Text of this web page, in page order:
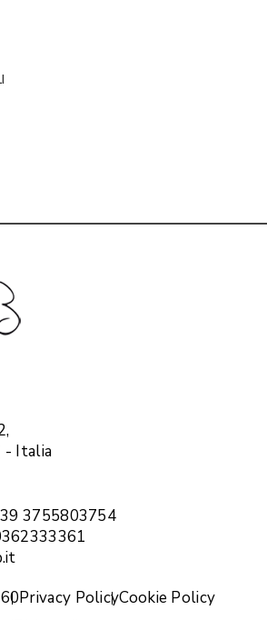
- Italia
3755803754
Privacy PolicyCookie Policy